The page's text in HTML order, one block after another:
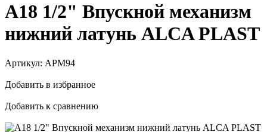
А18 1/2" Впускной механизм
нижний латунь ALCA PLAST
Артикул: АРМ94
Добавить в избранное
Добавить к сравнению